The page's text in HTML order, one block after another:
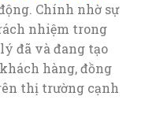
Chính nhờ sự
nhiệm trong
đã và đang tạo
hàng, đồng
thị trường cạnh